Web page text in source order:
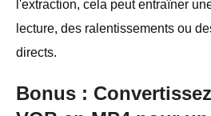
l'extraction, cela peut entraîner
lecture, des ralentissements ou
directs.
Bonus :